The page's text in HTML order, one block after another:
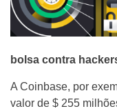
bolsa contra
A Coinbase, por
valor de $ 255